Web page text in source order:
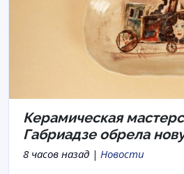
Керамическая
Габриадзе обрела
8 часов назад | Новости